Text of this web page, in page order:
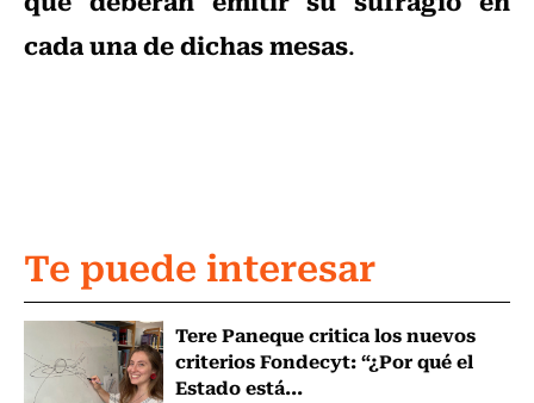
cada una de dichas mesas.
Te puede interesar
Tere Paneque critica los nuevos
criterios Fondecyt: “¿Por qué el
Estado está...